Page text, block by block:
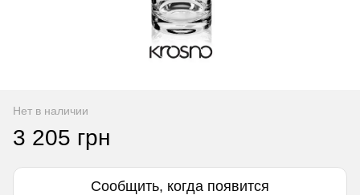
Нет в наличии
3 205 грн
Сообщить, когда появится